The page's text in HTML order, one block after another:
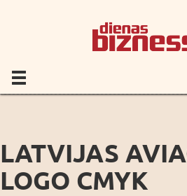
LATVIJAS
LOGO CMYK